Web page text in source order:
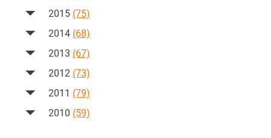
2015 (75)
2014 (68)
2013 (67)
2012 (73)
2011 (79)
2010 (59)